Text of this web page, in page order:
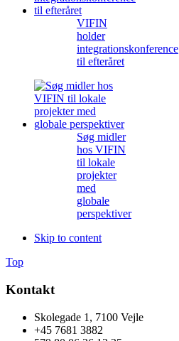
VIFIN
holder
integrationskonference
til efteråret
Søg midler
hos VIFIN
til lokale
projekter
med
globale
perspektiver
Skip to content
Top
Kontakt
Skolegade 1, 7100 Vejle
+45 7681 3882